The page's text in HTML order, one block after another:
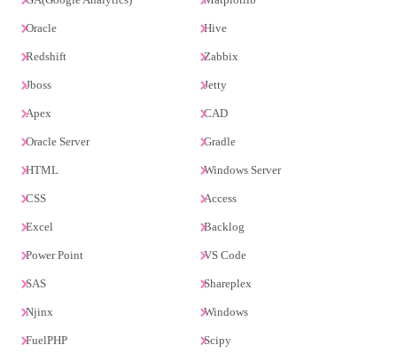
Oracle Hive
Redshift Zabbix
Jboss Jetty
Apex CAD
Oracle Server Gradle
HTML Windows Server
CSS Access
Excel Backlog
Power Point VS Code
SAS Shareplex
Njinx Windows
FuelPHP Scipy